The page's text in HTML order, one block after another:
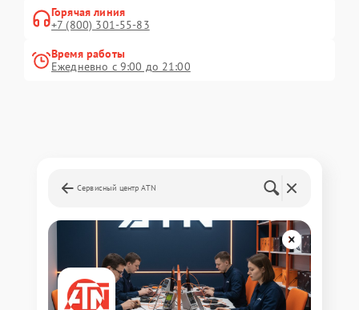
Горячая линия
+7 (800) 301-55-83
Время работы
Ежедневно с 9:00 до 21:00
Сервисный центр ATN